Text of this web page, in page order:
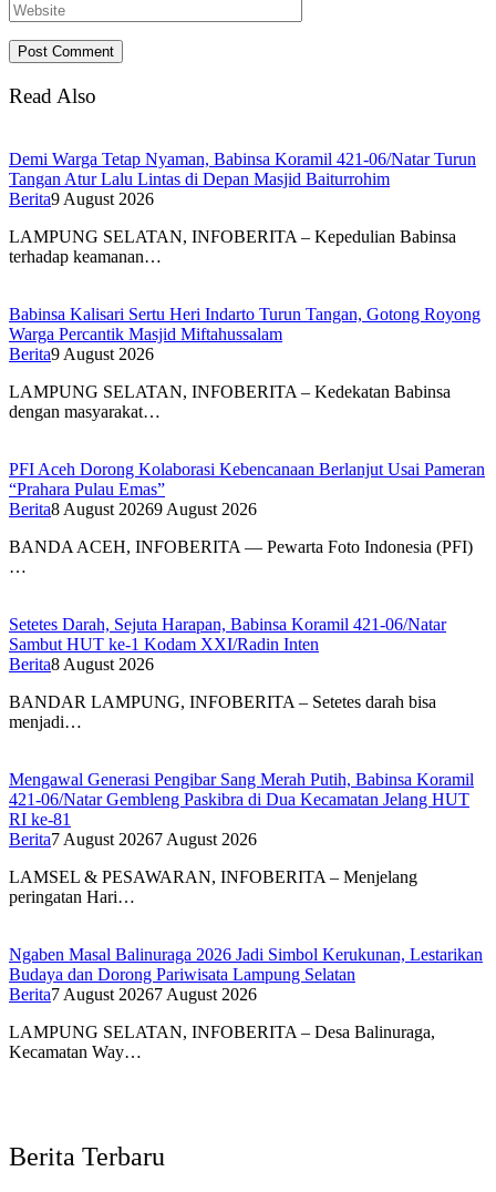
Read Also
Demi Warga Tetap Nyaman, Babinsa Koramil 421-06/Natar Turun
Tangan Atur Lalu Lintas di Depan Masjid Baiturrohim
Berita9 August 2026
LAMPUNG SELATAN, INFOBERITA – Kepedulian Babinsa
terhadap keamanan…
Babinsa Kalisari Sertu Heri Indarto Turun Tangan, Gotong Royong
Warga Percantik Masjid Miftahussalam
Berita9 August 2026
LAMPUNG SELATAN, INFOBERITA – Kedekatan Babinsa
dengan masyarakat…
PFI Aceh Dorong Kolaborasi Kebencanaan Berlanjut Usai Pameran
“Prahara Pulau Emas”
Berita8 August 20269 August 2026
BANDA ACEH, INFOBERITA — Pewarta Foto Indonesia (PFI)
…
Setetes Darah, Sejuta Harapan, Babinsa Koramil 421-06/Natar
Sambut HUT ke-1 Kodam XXI/Radin Inten
Berita8 August 2026
BANDAR LAMPUNG, INFOBERITA – Setetes darah bisa
menjadi…
Mengawal Generasi Pengibar Sang Merah Putih, Babinsa Koramil
421-06/Natar Gembleng Paskibra di Dua Kecamatan Jelang HUT
RI ke-81
Berita7 August 20267 August 2026
LAMSEL & PESAWARAN, INFOBERITA – Menjelang
peringatan Hari…
Ngaben Masal Balinuraga 2026 Jadi Simbol Kerukunan, Lestarikan
Budaya dan Dorong Pariwisata Lampung Selatan
Berita7 August 20267 August 2026
LAMPUNG SELATAN, INFOBERITA – Desa Balinuraga,
Kecamatan Way…
Berita Terbaru